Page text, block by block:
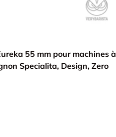
55 mm pour machines à
Specialita, Design, Zero